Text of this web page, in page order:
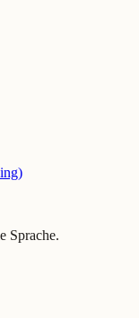
Sprache.